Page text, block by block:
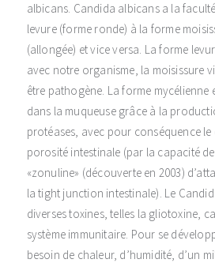
albicans. Candida albicans a la
levure (forme ronde) à la forme
(allongée) et vice versa. La forme
avec notre organisme, la moisissure
être pathogène. La forme mycélienne
dans la muqueuse grâce à la
protéases, avec pour conséquence le
porosité intestinale (par la capacité
«zonuline» (découverte en 2003)
la tight junction intestinale). Le
diverses toxines, telles la gliotoxine,
système immunitaire. Pour se
besoin de chaleur, d’humidité, d’un